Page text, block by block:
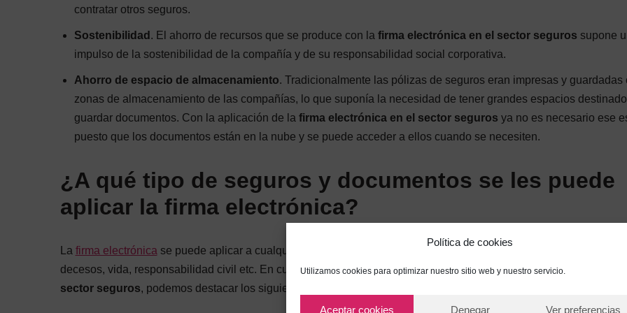
Política de cookies
Utilizamos cookies para optimizar nuestro sitio web y nuestro servicio.
Aceptar cookies Denegar Ver preferencias
contratar otros seguros.
Sostenibilidad . El ahorro de recursos que se produce con la firma electrónica en el sector seguros supone
impulso de la sostenibilidad de la compañía y de su responsabilidad social corporativa.
Ahorro de espacio de almacenamiento. Tradicionalmente las pólizas de seguros eran impresas y guardadas
zonas de almacenamiento de las compañías, lo que suponía la necesidad de tener grandes espacios
guardar documentos. Con la aplicación de la firma electrónica en el sector seguros ya no es necesario ese
puesto que los documentos están en la nube y se puede acceder a ellos cuando se necesiten.
¿A qué tipo de seguros y documentos se les puede
aplicar la firma electrónica?
La firma electrónica se puede aplicar a cualquier tipo de seguro que se quiera contratar: vehículos, hogar, salud,
decesos, vida, responsabilidad civil etc. En cuanto a los documentos que se pueden firmar confirma electrónica
sector seguros, podemos destacar los siguientes: